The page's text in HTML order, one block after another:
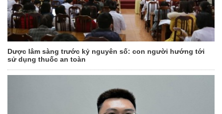
Dược lâm sàng trước kỷ nguyên số: con người hướng tới
sử dụng thuốc an toàn